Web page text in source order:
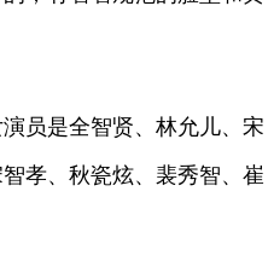
员是全智贤、林允儿、宋
孝、秋瓷炫、裴秀智、崔